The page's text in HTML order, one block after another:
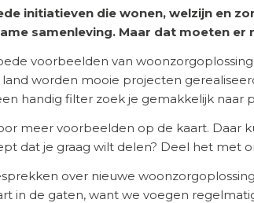
initiatieven die wonen, welzijn en
samenleving. Maar dat moeten er
voorbeelden van
worden mooie projecten
handig filter zoek je gemakkelijk naar
meer voorbeelden op de kaart. Daar
dat je graag wilt delen? Deel het met
over nieuwe
in de gaten, want we voegen